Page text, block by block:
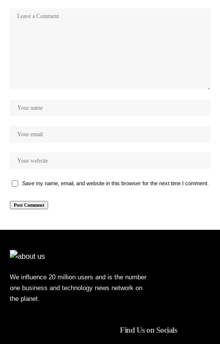
Save my name, email, and website in this browser for the next time I comment.
We influence 20 million users and is the number
one business and technology news network on
the planet.
Find Us on Socials